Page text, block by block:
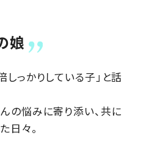
娘
っかりしている子」と話
の悩みに寄り添い、共に
日々。